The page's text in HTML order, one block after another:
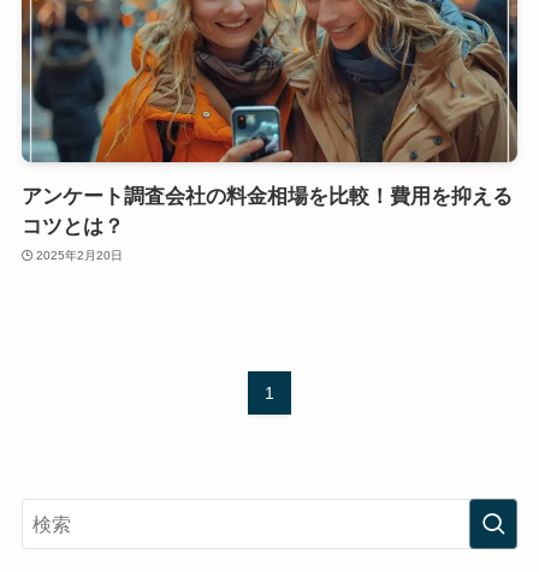
アンケート調査会社の料金相場を比較！費用を抑える
コツとは？
2025年2月20日
1